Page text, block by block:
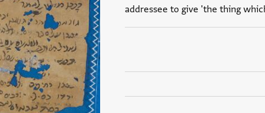
addressee to give 'the thing